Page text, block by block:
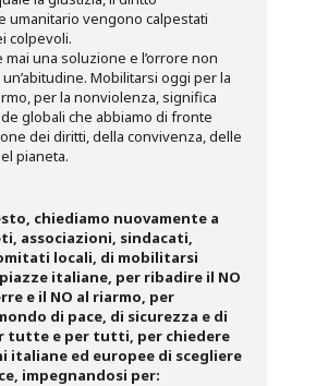
umanitario vengono calpestati
colpevoli.
mai una soluzione e l’orrore non
Mobilitarsi oggi per la
per la nonviolenza, significa
globali che abbiamo di fronte
dei diritti, della convivenza, delle
pianeta.
chiediamo nuovamente a
associazioni, sindacati,
locali, di mobilitarsi
italiane, per ribadire il NO
e il NO al riarmo, per
di pace, di sicurezza e di
tutte e per tutti, per chiedere
italiane ed europee di scegliere
impegnandosi per: